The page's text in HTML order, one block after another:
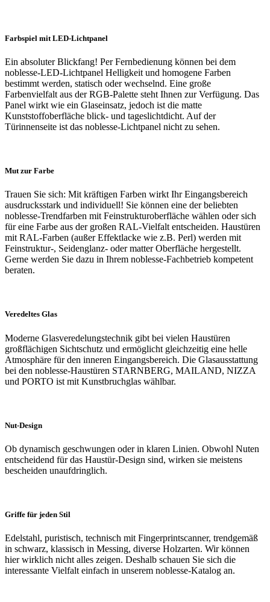
Farbspiel mit LED-Lichtpanel
Ein absoluter Blickfang! Per Fernbedienung können bei dem
noblesse-LED-Lichtpanel Helligkeit und homogene Farben
bestimmt werden, statisch oder wechselnd. Eine große
Farbenvielfalt aus der RGB-Palette steht Ihnen zur Verfügung. Das
Panel wirkt wie ein Glaseinsatz, jedoch ist die matte
Kunststoffoberfläche blick- und tageslichtdicht. Auf der
Türinnenseite ist das noblesse-Lichtpanel nicht zu sehen.
Mut zur Farbe
Trauen Sie sich: Mit kräftigen Farben wirkt Ihr Eingangsbereich
ausdrucksstark und individuell! Sie können eine der beliebten
noblesse-Trendfarben mit Feinstrukturoberfläche wählen oder sich
für eine Farbe aus der großen RAL-Vielfalt entscheiden. Haustüren
mit RAL-Farben (außer Effektlacke wie z.B. Perl) werden mit
Feinstruktur-, Seidenglanz- oder matter Oberfläche hergestellt.
Gerne werden Sie dazu in Ihrem noblesse-Fachbetrieb kompetent
beraten.
Veredeltes Glas
Moderne Glasveredelungstechnik gibt bei vielen Haustüren
großflächigen Sichtschutz und ermöglicht gleichzeitig eine helle
Atmosphäre für den inneren Eingangsbereich. Die Glasausstattung
bei den noblesse-Haustüren STARNBERG, MAILAND, NIZZA
und PORTO ist mit Kunstbruchglas wählbar.
Nut-Design
Ob dynamisch geschwungen oder in klaren Linien. Obwohl Nuten
entscheidend für das Haustür-Design sind, wirken sie meistens
bescheiden unaufdringlich.
Griffe für jeden Stil
Edelstahl, puristisch, technisch mit Fingerprintscanner, trendgemäß
in schwarz, klassisch in Messing, diverse Holzarten. Wir können
hier wirklich nicht alles zeigen. Deshalb schauen Sie sich die
interessante Vielfalt einfach in unserem noblesse-Katalog an.